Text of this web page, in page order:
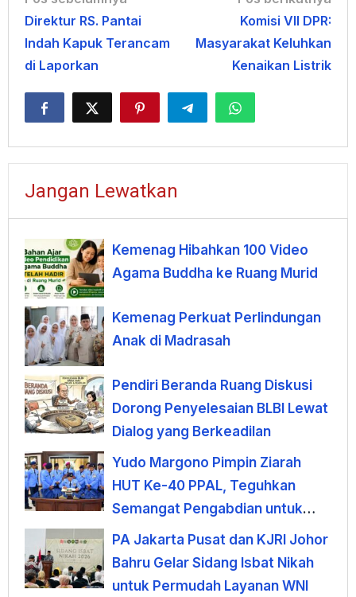
pos
Direktur RS. Pantai
Indah Kapuk Terancam
di Laporkan
Komisi VII DPR:
Masyarakat Keluhkan
Kenaikan Listrik
Jangan Lewatkan
Kemenag Hibahkan 100 Video
Agama Buddha ke Ruang Murid
Kemenag Perkuat Perlindungan
Anak di Madrasah
Pendiri Beranda Ruang Diskusi
Dorong Penyelesaian BLBI Lewat
Dialog yang Berkeadilan
Yudo Margono Pimpin Ziarah
HUT Ke-40 PPAL, Teguhkan
Semangat Pengabdian untuk
Negeri
PA Jakarta Pusat dan KJRI Johor
Bahru Gelar Sidang Isbat Nikah
untuk Permudah Layanan WNI